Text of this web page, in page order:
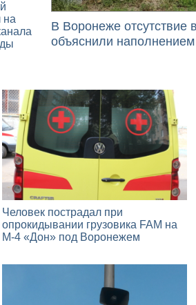
на
В Воронеже отсутствие
объяснили
Человек пострадал при
опрокидывании грузовика FAM на
М-4 «Дон» под Воронежем